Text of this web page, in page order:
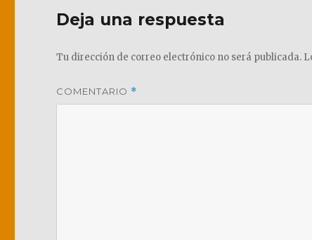
Deja una respuesta
Tu dirección de correo electrónico no será publicada.
COMENTARIO *